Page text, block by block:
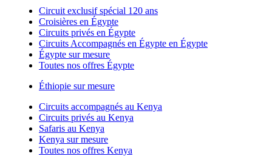
Circuit exclusif spécial 120 ans
Croisières en Égypte
Circuits privés en Égypte
Circuits Accompagnés en Égypte en Égypte
Égypte sur mesure
Toutes nos offres Égypte
Éthiopie sur mesure
Circuits accompagnés au Kenya
Circuits privés au Kenya
Safaris au Kenya
Kenya sur mesure
Toutes nos offres Kenya